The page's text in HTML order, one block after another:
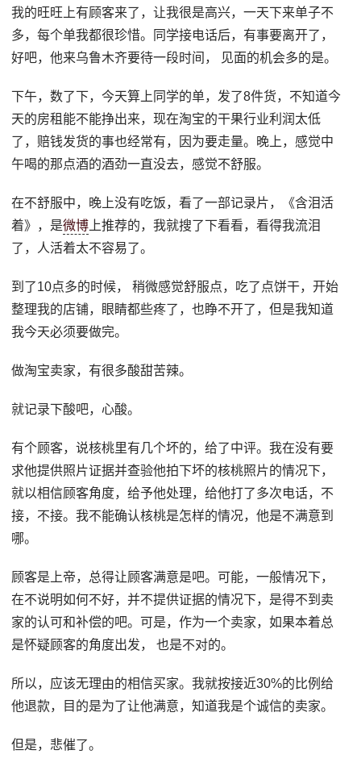
我的旺旺上有顾客来了，让我很是高兴，一天下来单子不
多，每个单我都很珍惜。同学接电话后，有事要离开了，
好吧，他来乌鲁木齐要待一段时间， 见面的机会多的是。
下午，数了下，今天算上同学的单，发了8件货，不知道今
天的房租能不能挣出来，现在淘宝的干果行业利润太低
了，赔钱发货的事也经常有，因为要走量。晚上，感觉中
午喝的那点酒的酒劲一直没去，感觉不舒服。
在不舒服中，晚上没有吃饭，看了一部记录片，《含泪活
着》，是微博 上推荐的，我就搜了下看看，看得我流泪
了，人活着太不容易了。
到了10点多的时候， 稍微感觉舒服点，吃了点饼干，开始
整理我的店铺，眼睛都些疼了，也睁不开了，但是我知道
我今天必须要做完。
做淘宝卖家，有很多酸甜苦辣。
就记录下酸吧，心酸。
有个顾客，说核桃里有几个坏的，给了中评。我在没有要
求他提供照片证据并查验他拍下坏的核桃照片的情况下，
就以相信顾客角度，给予他处理，给他打了多次电话，不
接，不接。我不能确认核桃是怎样的情况，他是不满意到
哪。
顾客是上帝，总得让顾客满意是吧。可能，一般情况下，
在不说明如何不好，并不提供证据的情况下，是得不到卖
家的认可和补偿的吧。可是，作为一个卖家，如果本着总
是怀疑顾客的角度出发， 也是不对的。
所以，应该无理由的相信买家。我就按接近30%的比例给
他退款，目的是为了让他满意，知道我是个诚信的卖家。
但是，悲催了。